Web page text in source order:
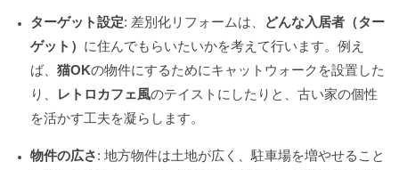
ターゲット設定: 差別化リフォームは、
どんな入居者（ター
ゲット） に住んでもらいたいかを考えて行います。例え
ば、 猫OKの物件にするためにキャットウォークを設置した
り、
レトロカフェ風のテイストにしたりと、古い家の個性
を活かす工夫を凝らします。
物件の広さ: 地方物件は土地が広く、駐車場を増やせること